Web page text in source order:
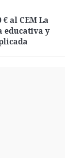
al CEM La
educativa y